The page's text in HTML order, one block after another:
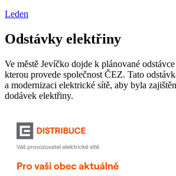
Leden
Odstávky elektřiny
Ve městě Jevíčko dojde k plánované
kterou provede společnost ČEZ. Tato
a modernizaci elektrické sítě, aby byla
dodávek elektřiny.